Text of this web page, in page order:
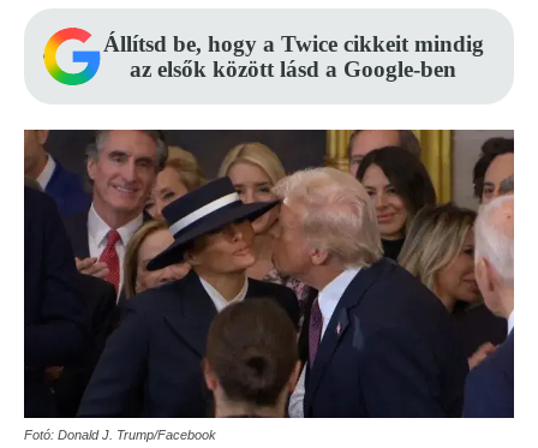
Állítsd be, hogy a Twice cikkeit mindig
az elsők között lásd a Google-ben
Fotó: Donald J. Trump/Facebook